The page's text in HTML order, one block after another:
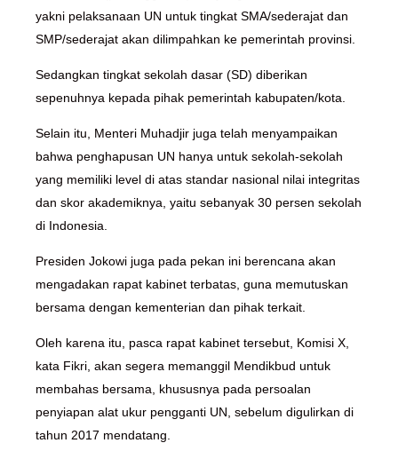
yakni pelaksanaan UN untuk tingkat SMA/sederajat dan
SMP/sederajat akan dilimpahkan ke pemerintah provinsi.
Sedangkan tingkat sekolah dasar (SD) diberikan
sepenuhnya kepada pihak pemerintah kabupaten/kota.
Selain itu, Menteri Muhadjir juga telah menyampaikan
bahwa penghapusan UN hanya untuk sekolah-sekolah
yang memiliki level di atas standar nasional nilai integritas
dan skor akademiknya, yaitu sebanyak 30 persen sekolah
di Indonesia.
Presiden Jokowi juga pada pekan ini berencana akan
mengadakan rapat kabinet terbatas, guna memutuskan
bersama dengan kementerian dan pihak terkait.
Oleh karena itu, pasca rapat kabinet tersebut, Komisi X,
kata Fikri, akan segera memanggil Mendikbud untuk
membahas bersama, khususnya pada persoalan
penyiapan alat ukur pengganti UN, sebelum digulirkan di
tahun 2017 mendatang.